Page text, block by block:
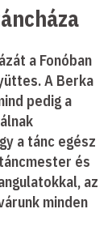
a Fonóban
A Berka
pedig a
a tánc egész
és
az
minden